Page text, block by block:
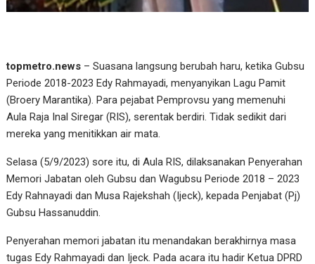
topmetro.news – Suasana langsung berubah haru, ketika Gubsu
Periode 2018-2023 Edy Rahmayadi, menyanyikan Lagu Pamit
(Broery Marantika). Para pejabat Pemprovsu yang memenuhi
Aula Raja Inal Siregar (RIS), serentak berdiri. Tidak sedikit dari
mereka yang menitikkan air mata.
Selasa (5/9/2023) sore itu, di Aula RIS, dilaksanakan Penyerahan
Memori Jabatan oleh Gubsu dan Wagubsu Periode 2018 – 2023
Edy Rahnayadi dan Musa Rajekshah (Ijeck), kepada Penjabat (Pj)
Gubsu Hassanuddin.
Penyerahan memori jabatan itu menandakan berakhirnya masa
tugas Edy Rahmayadi dan Ijeck. Pada acara itu hadir Ketua DPRD